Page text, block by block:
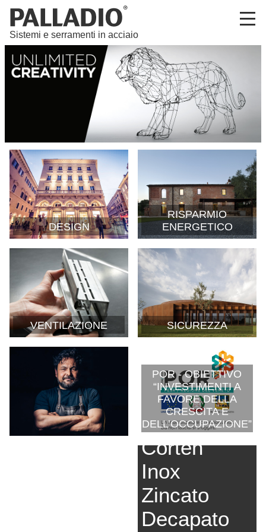
Sistemi e serramenti in acciaio
DESIGN
RISPARMIO
ENERGETICO
VENTILAZIONE SICUREZZA
PARLANO GLI
ARCHITETTI: 3NDY
STUDIO
POR - OBIETTIVO
“INVESTIMENTI A
FAVORE DELLA
CRESCITA E
DELL’OCCUPAZIONE”
Corten
Inox
Zincato
Decapato